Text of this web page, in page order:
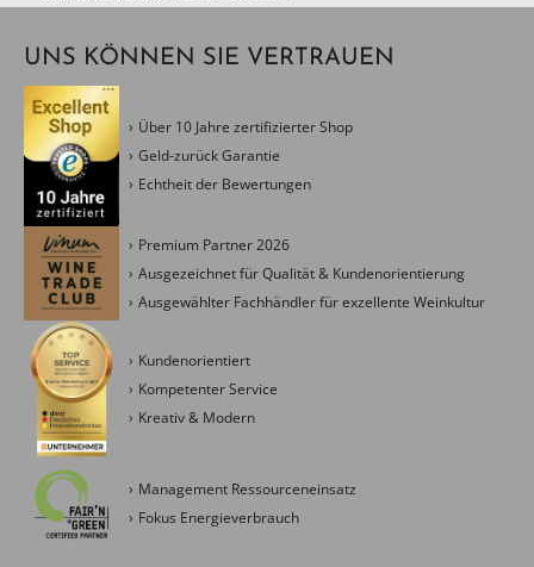
UNS KÖNNEN SIE VERTRAUEN
Über 10 Jahre zertifizierter Shop
Geld-zurück Garantie
Echtheit der Bewertungen
Premium Partner 2026
Ausgezeichnet für Qualität & Kundenorientierung
Ausgewählter Fachhändler für exzellente Weinkultur
Kundenorientiert
Kompetenter Service
Kreativ & Modern
Management Ressourceneinsatz
Fokus Energieverbrauch